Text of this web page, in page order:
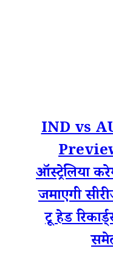
IND vs
ऑस्ट्रेलिया
जमाएगी
टू हेड